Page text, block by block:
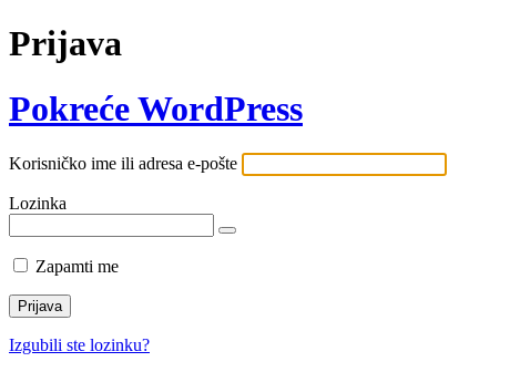
Prijava
Pokreće WordPress
Korisničko ime ili adresa e-pošte
Lozinka
Zapamti me
Izgubili ste lozinku?